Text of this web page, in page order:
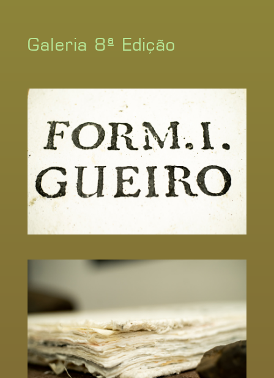
Galeria 8ª Edição